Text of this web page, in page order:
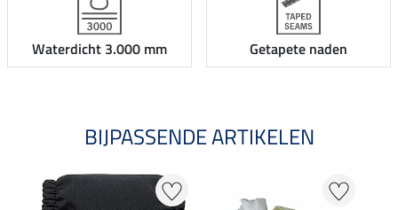
Waterdicht 3.000 mm Getapete naden
BIJPASSENDE ARTIKELEN